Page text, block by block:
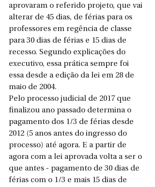
aprovaram o referido projeto, que vai
alterar de 45 dias, de férias para os
professores em regência de classe
para 30 dias de férias e 15 dias de
recesso. Segundo explicações do
executivo, essa prática sempre foi
essa desde a edição da lei em 28 de
maio de 2004.
Pelo processo judicial de 2017 que
finalizou ano passado determina o
pagamento dos 1/3 de férias desde
2012 (5 anos antes do ingresso do
processo) até agora. E a partir de
agora com a lei aprovada volta a ser o
que antes - pagamento de 30 dias de
férias com o 1/3 e mais 15 dias de